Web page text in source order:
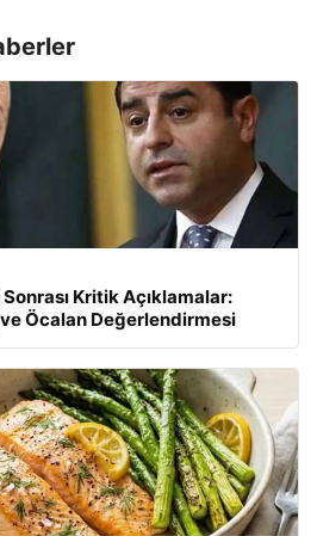
Kritik Açıklamalar:
Öcalan Değerlendirmesi